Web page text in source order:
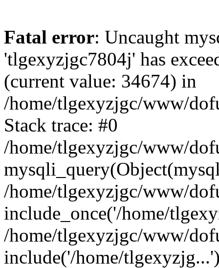
Fatal error: Uncaught
'tlgexyzjgc7804j' has
(current value: 34674) in
/home/tlgexyzjgc/www/
Stack trace: #0
/home/tlgexyzjgc/www/
/home/tlgexyzjgc/www/
include_once('/home/
/home/tlgexyzjgc/www/
include('/home/